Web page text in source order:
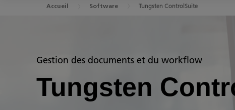
Accueil Software Tungsten ControlSuite
Gestion des documents et du workflow
Tungsten